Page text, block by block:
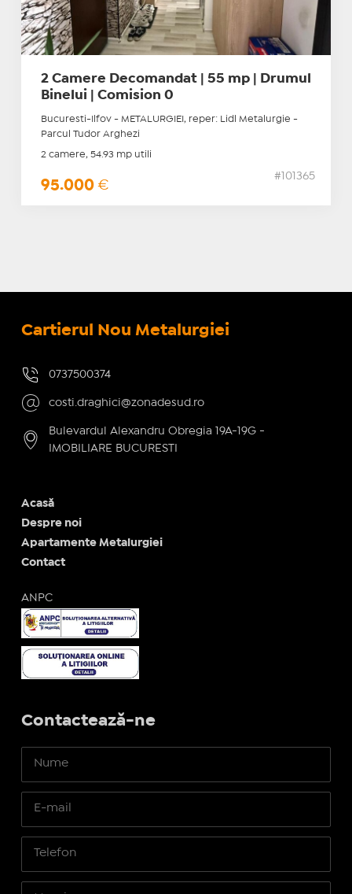
2 Camere Decomandat | 55 mp | Drumul
Binelui | Comision 0
Bucuresti-Ilfov - METALURGIEI, reper: Lidl Metalurgie -
Parcul Tudor Arghezi
2 camere, 54.93 mp utili
95.000 €
#101365
Cartierul Nou Metalurgiei
0737500374
costi.draghici@zonadesud.ro
Bulevardul Alexandru Obregia 19A-19G -
IMOBILIARE BUCURESTI
Acasă
Despre noi
Apartamente Metalurgiei
Contact
ANPC
Contactează-ne